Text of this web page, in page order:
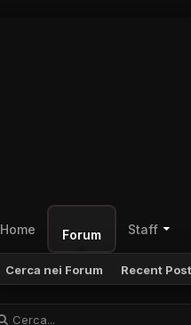
Home Forum
Cerca nei Forum Recent
Staff